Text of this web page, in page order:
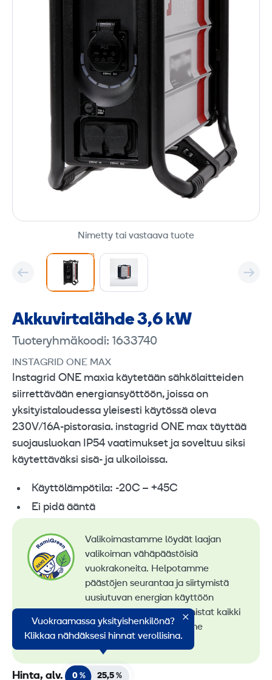
Nimetty tai vastaava tuote
Akku­virtalähde 3,6 kW
Tuoteryhmäkoodi: 1633740
INSTAGRID ONE MAX
Instagrid ONE maxia käytetään sähkölaitteiden
siirrettävään energiansyöttöön, joissa on
yksityistaloudessa yleisesti käytössä oleva
230V/16A-pistorasia. instagrid ONE max täyttää
suojausluokan IP54 vaatimukset ja soveltuu siksi
käytettäväksi sisä- ja ulkoiloissa.
Käyttölämpötila: -20C – +45C
Ei pidä ääntä
Valikoimastamme löydät laajan
valikoiman vähäpäästöisiä
vuokrakoneita. Helpotamme
päästöjen seurantaa ja siirtymistä
uusiutuvan energian käyttöön
konevuokrauksessa. Tunnistat kaikki
vähäpäästöiset koneemme
RamiGreen-merkistä.
Vuokraamassa yksityishenkilönä?
Klikkaa nähdäksesi hinnat verollisina.
Hinta, alv. 0 % 25,5 %